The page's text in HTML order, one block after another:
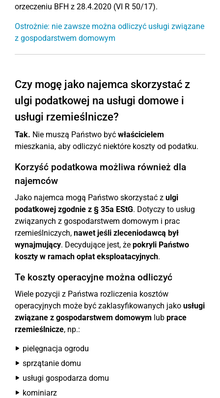
orzeczeniu BFH z 28.4.2020 (VI R 50/17).
Ostrożnie: nie zawsze można odliczyć usługi związane
z gospodarstwem domowym
Czy mogę jako najemca skorzystać z
ulgi podatkowej na usługi domowe i
usługi rzemieślnicze?
Tak. Nie muszą Państwo być właścicielem
mieszkania, aby odliczyć niektóre koszty od podatku.
Korzyść podatkowa możliwa również dla
najemców
Jako najemca mogą Państwo skorzystać z ulgi
podatkowej zgodnie z § 35a EStG. Dotyczy to usług
związanych z gospodarstwem domowym i prac
rzemieślniczych, nawet jeśli zleceniodawcą był
wynajmujący. Decydujące jest, że pokryli Państwo
koszty w ramach opłat eksploatacyjnych.
Te koszty operacyjne można odliczyć
Wiele pozycji z Państwa rozliczenia kosztów
operacyjnych może być zaklasyfikowanych jako usługi
związane z gospodarstwem domowym lub prace
rzemieślnicze, np.:
pielęgnacja ogrodu
sprzątanie domu
usługi gospodarza domu
kominiarz